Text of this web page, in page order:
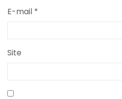
E-mail *
Site